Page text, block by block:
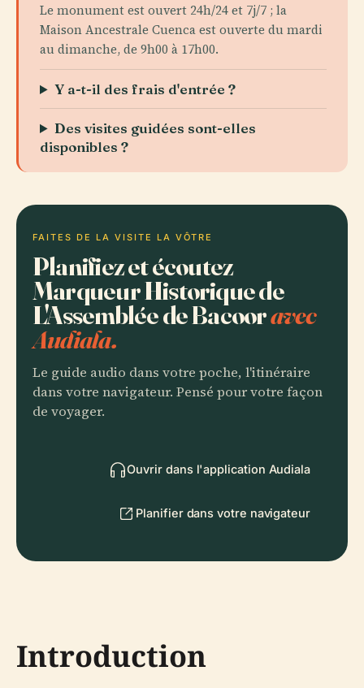
Le monument est ouvert 24h/24 et 7j/7 ; la
Maison Ancestrale Cuenca est ouverte du mardi
au dimanche, de 9h00 à 17h00.
Y a-t-il des frais d'entrée ?
Des visites guidées sont-elles
disponibles ?
FAITES DE LA VISITE LA VÔTRE
Planifiez et écoutez
Marqueur Historique de
L'Assemblée de Bacooravec
Audiala.
Le guide audio dans votre poche, l'itinéraire
dans votre navigateur. Pensé pour votre façon
de voyager.
Ouvrir dans l'application Audiala
Planifier dans votre navigateur
Introduction